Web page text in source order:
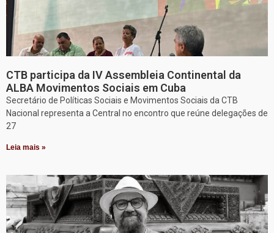
CTB participa da IV Assembleia Continental da
ALBA Movimentos Sociais em Cuba
Secretário de Políticas Sociais e Movimentos Sociais da CTB
Nacional representa a Central no encontro que reúne delegações de
27
Leia mais »